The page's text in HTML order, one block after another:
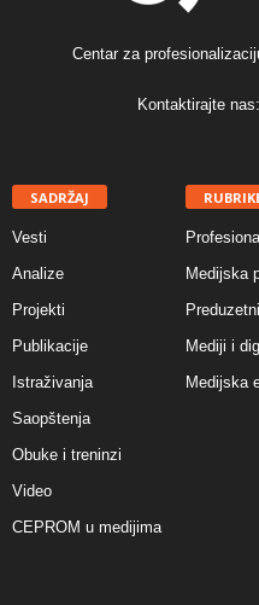
Centar za
Kontaktirajte nas:
SADRŽAJ
Vesti
Analize
Projekti
Publikacije
Istraživanja
Saopštenja
Obuke i treninzi
Video
CEPROM u medijima
Medijska
Mediji i
Medijska